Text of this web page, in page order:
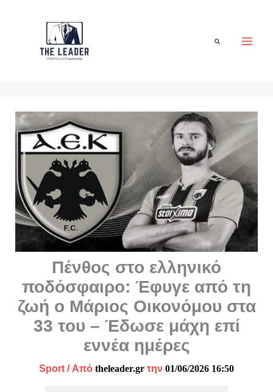
Αναζήτηση
Πένθος στο ελληνικό
ποδόσφαιρο: Έφυγε από τη
ζωή ο Μάριος Οικονόμου στα
33 του – Έδωσε μάχη επί
εννέα ημέρες
Sport / Από theleader.gr την 01/06/2026 16:50